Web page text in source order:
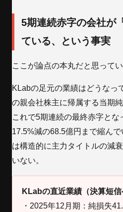
5期連続赤字の会社が
ている、という事実
ここが論点の本丸だと思ってい
KLabの足元の業績はどうなっ
の親会社株主に帰属する当期
これで5期連続の最終赤字とな
17.5%減の68.5億円まで縮ん
は構造的に主力タイトルの減
いない。
KLabの直近業績（決算短信
・2025年12月期：純損失